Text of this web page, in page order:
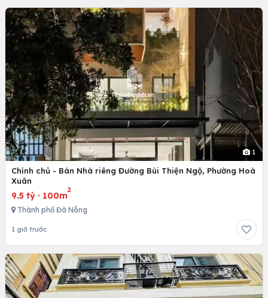
1
Chính chủ - Bán Nhà riêng Đường Bùi Thiện Ngộ, Phường Hoà
Xuân
9.5 tỷ · 100m
2
Thành phố Đà Nẵng
1 giờ trước